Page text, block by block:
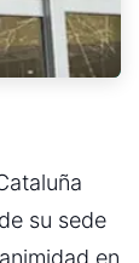
su sede